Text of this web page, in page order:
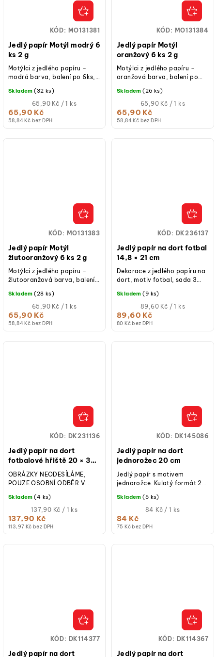
Jedlý papír Motýl modrý 6
ks 2 g
58,84 Kč bez DPH
65,90 Kč
Měrná
cena:
65,90 Kč / 1 ks
Skladem (32 ks)
Motýlci z jedlého papíru –
modrá barva, balení po 6ks,
KÓD: MO131381
Jedlý papír Motýl
oranžový 6 ks 2 g
58,84 Kč bez DPH
65,90 Kč
Měrná
cena:
65,90 Kč / 1 ks
Skladem (26 ks)
Motýlci z jedlého papíru –
oranžová barva, balení po
KÓD: MO131384
Jedlý papír Motýl
žlutooranžový 6 ks 2 g
58,84 Kč bez DPH
65,90 Kč
Měrná
cena:
65,90 Kč / 1 ks
Skladem (28 ks)
Motýlci z jedlého papíru –
žlutooranžová barva, balení
KÓD: MO131383
Jedlý papír na dort fotbal
14,8 × 21 cm
80 Kč bez DPH
89,60 Kč
Měrná
cena:
89,60 Kč / 1 ks
Skladem (9 ks)
Dekorace z jedlého papíru na
dort, motiv fotbal, sada 3
bez laktózy, bez přidaného
KÓD: DK236137
Jedlý papír na dort
fotbalové hřiště 20 × 30
cm
113,97 Kč bez DPH
137,90 Kč
Měrná
cena:
137,90 Kč / 1 ks
Skladem (4 ks)
OBRÁZKY NEODESÍLÁME,
POUZE OSOBNÍ ODBĚR V
hřiště 20 × 30 cm, barevný
potisk, vhodný pro...
KÓD: DK231136
Jedlý papír na dort
jednorožec 20 cm
75 Kč bez DPH
84 Kč
Měrná
84 Kč / 1 ks
Skladem (5 ks)
Jedlý papír s motivem
jednorožce. Kulatý formát 20
rychlému zdobení dortů a
KÓD: DK145086
Jedlý papír na dort
KÓD: DK114377
Jedlý papír na dort
KÓD: DK114367